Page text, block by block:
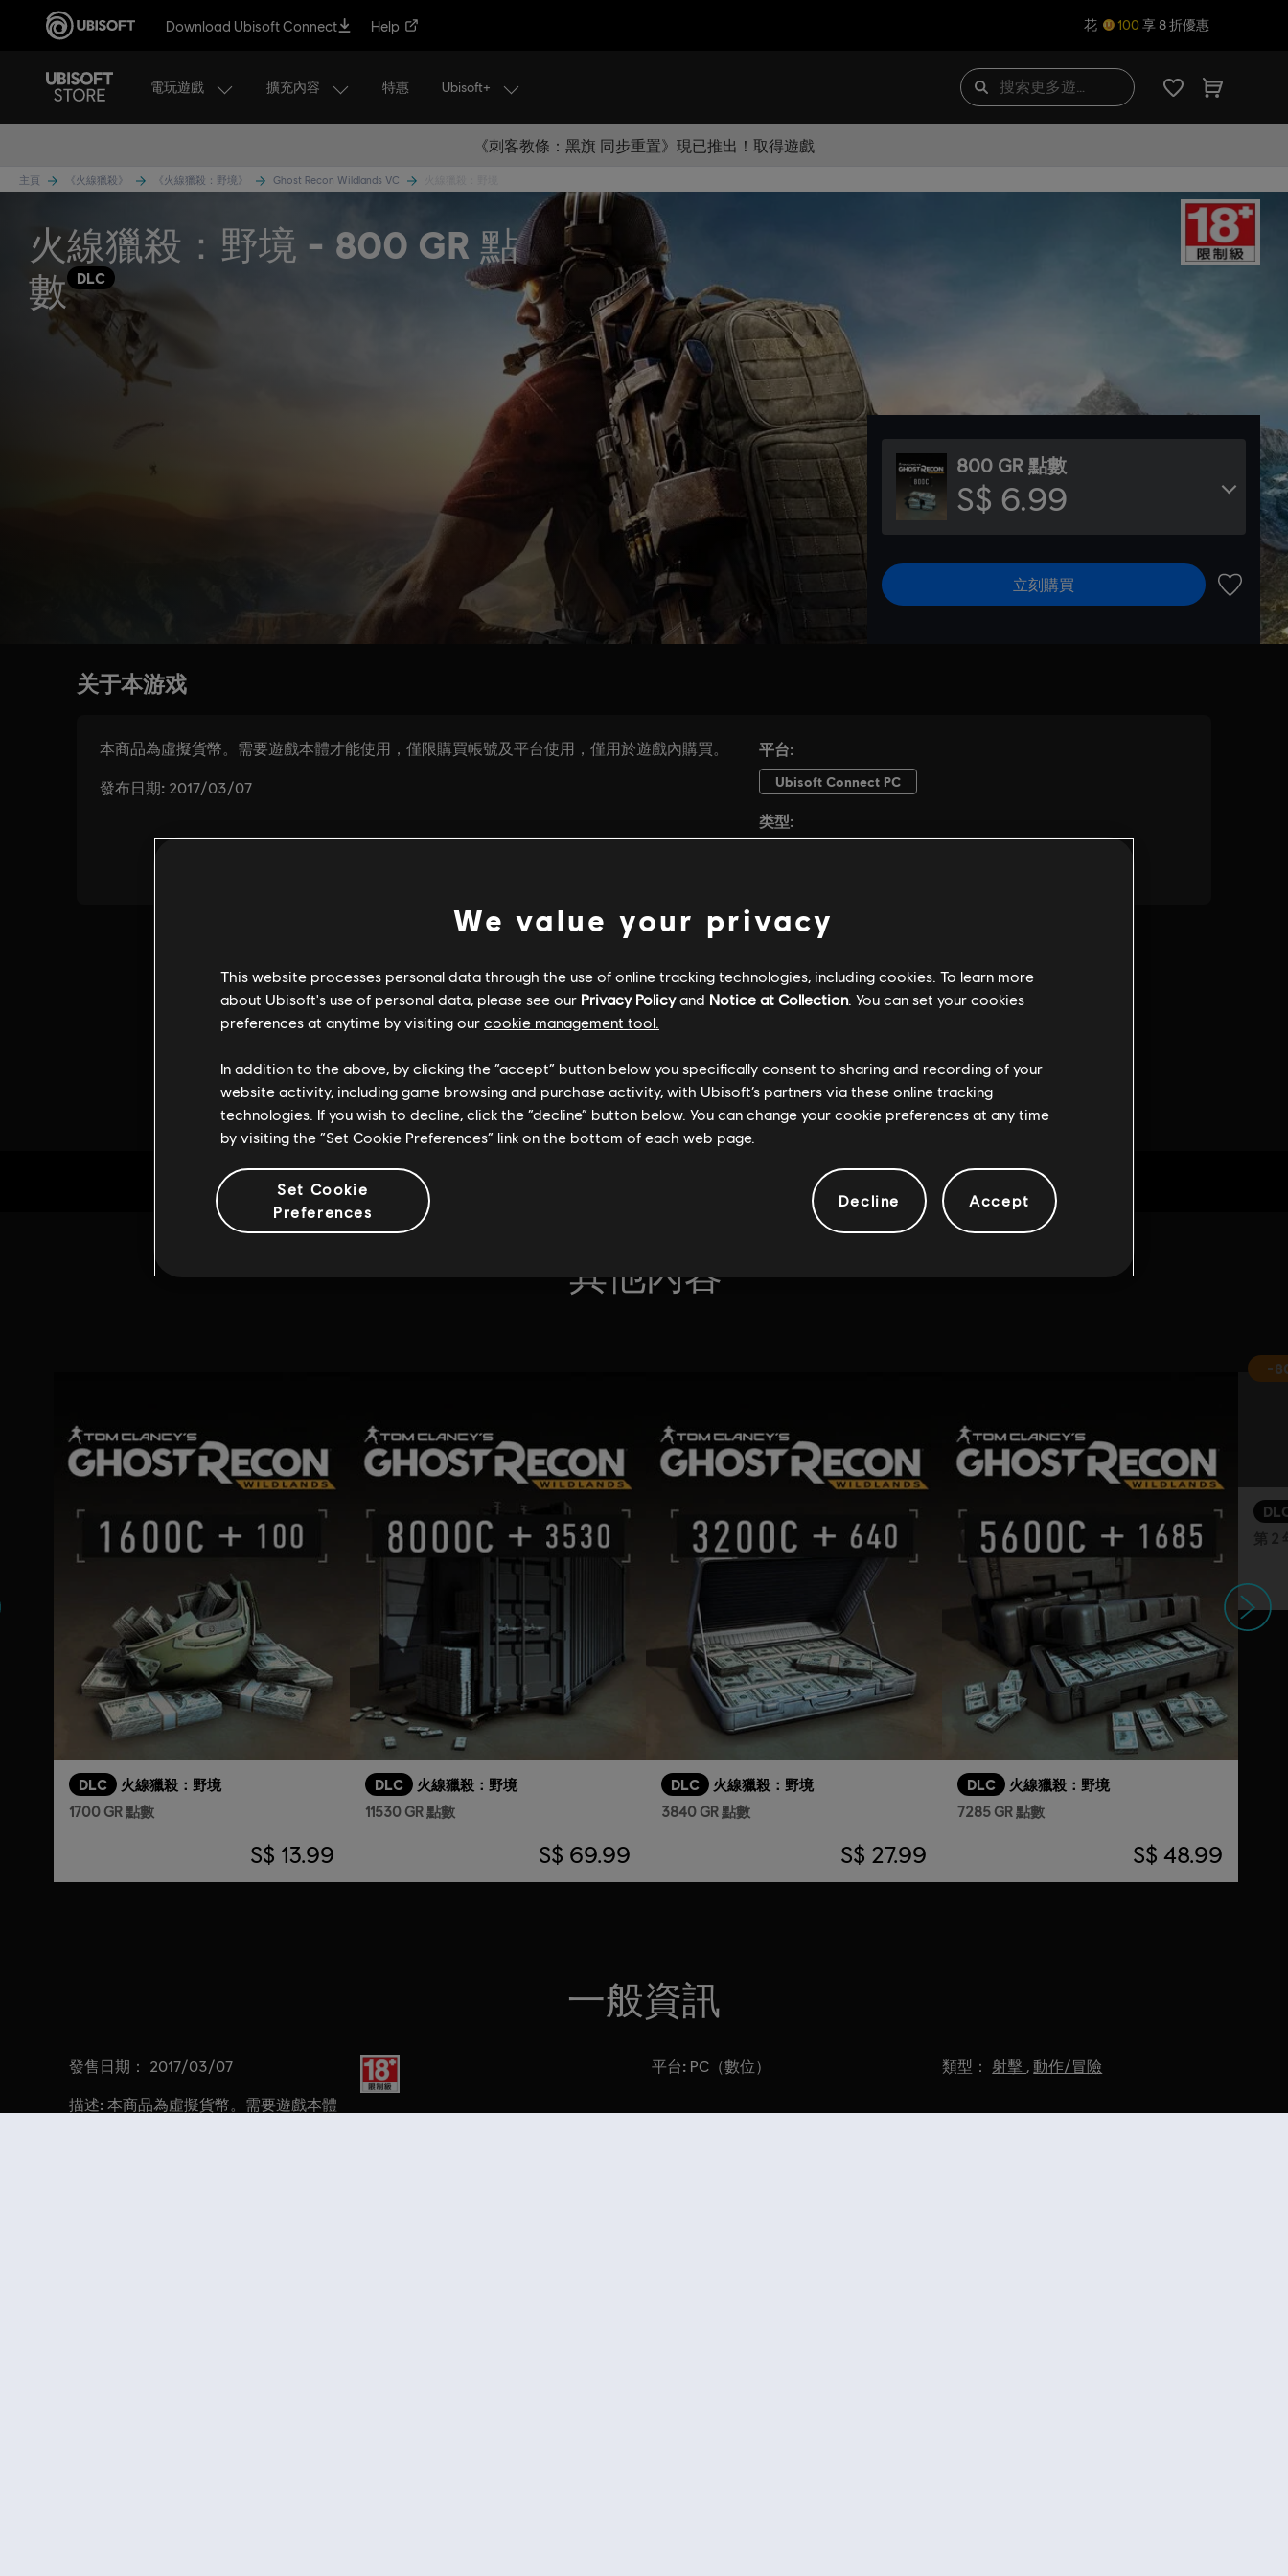
Download Ubisoft Connect Help 花 100 享 8 折優惠
電玩遊戲 擴充內容 特惠 Ubisoft+
《刺客教條：黑旗 同步重置》現已推出！取得遊戲
主頁 《火線獵殺》 《火線獵殺：野境》 Ghost Recon Wildlands VC
火線獵殺：野境 - 800 GR 點
數
DLC
800 GR 點數
S$ 6.99
立刻購買
新增至願
其他內容
DLC 火線獵殺：野境
1700 GR 點數
S$ 13.99
DLC 火線獵殺：野境
11530 GR 點數
S$ 69.99
DLC 火線獵殺：野境
3840 GR 點數
S$ 27.99
DLC 火線獵殺：野境
7285 GR 點數
S$ 48.99
-
下一個
一般資訊
發售日期： 2017/03/07
描述: 本商品為虛擬貨幣。需要遊戲本體
分級： 平台: PC（數位） 類型： 射擊 ,動作/冒險
We value your privacy
This website processes personal data through the use of online tracking technologies, including cookies. To learn more
about Ubisoft's use of personal data, please see our Privacy Policyand Notice at Collection. You can set your cookies
preferences at anytime by visiting our cookie management tool.
In addition to the above, by clicking the “accept” button below you specifically consent to sharing and recording of your
website activity, including game browsing and purchase activity, with Ubisoft’s partners via these online tracking
technologies. If you wish to decline, click the “decline” button below. You can change your cookie preferences at any time
by visiting the “Set Cookie Preferences” link on the bottom of each web page.
Set Cookie
Preferences
Decline Accept